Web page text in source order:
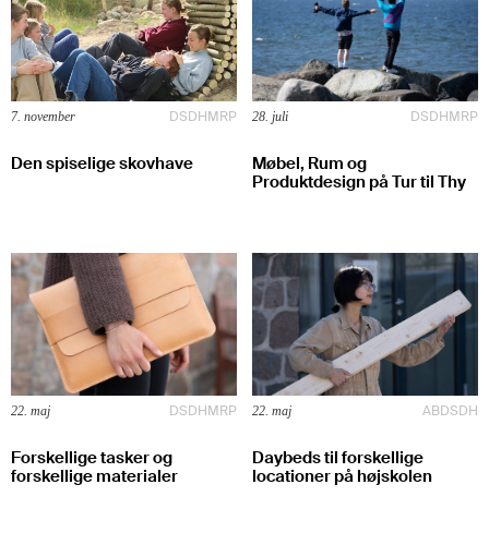
7. november DSDHMRP
Den spiselige skovhave
28. juli DSDHMRP
Møbel, Rum og
Produktdesign på Tur til Thy
22. maj DSDHMRP
Forskellige tasker og
forskellige materialer
22. maj ABDSDH
Daybeds til forskellige
locationer på højskolen